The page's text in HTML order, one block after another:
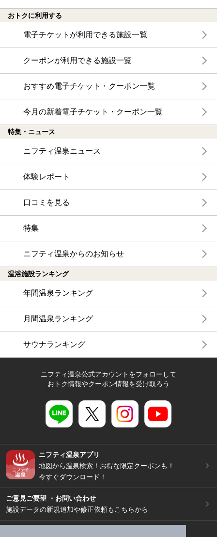
おトクに利用する
電子チケットが利用できる施設一覧
クーポンが利用できる施設一覧
おすすめ電子チケット・クーポン一覧
今月の新着電子チケット・クーポン一覧
特集・ニュース
ニフティ温泉ニュース
体験レポート
口コミを見る
特集
ニフティ温泉からのお知らせ
温浴施設ランキング
年間温泉ランキング
月間温泉ランキング
サウナランキング
ニフティ温泉公式アカウントをフォローして
おトク情報やクーポン情報を受け取ろう
ニフティ温泉アプリ
地図から温泉検索！お得な限定クーポンも！
今すぐダウンロード！
ご意見ご要望 ・お問い合わせ
施設データの新規追加や修正依頼もこちらから